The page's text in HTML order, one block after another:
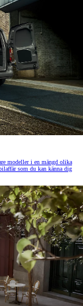
modeller i en mängd olika
som du kan känna dig